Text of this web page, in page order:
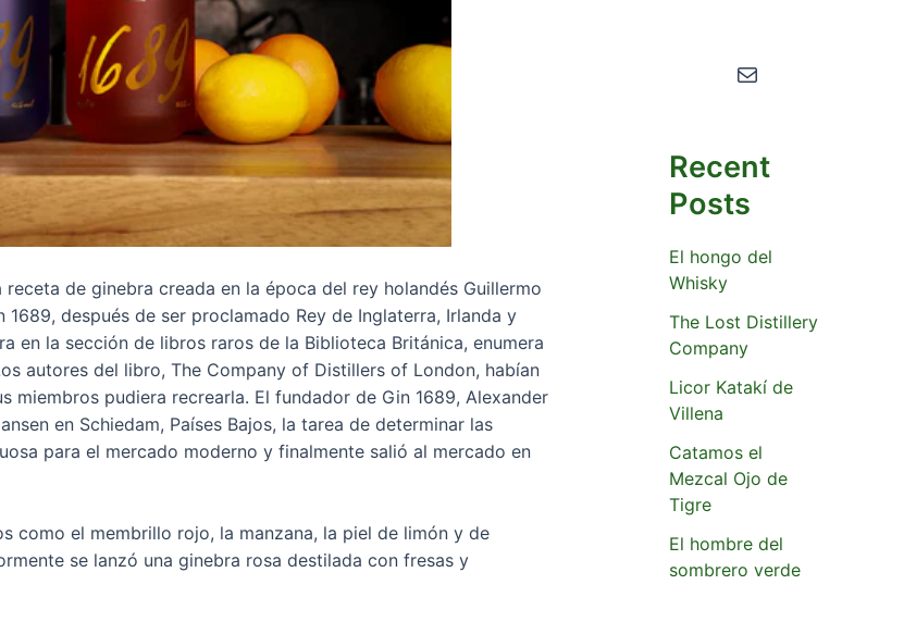
de ginebra creada en la época del rey holandés Guillermo
después de ser proclamado Rey de Inglaterra, Irlanda y
en la sección de libros raros de la Biblioteca Británica, enumera
autores del libro, The Company of Distillers of London, habían
miembros pudiera recrearla. El fundador de Gin 1689, Alexander
en Schiedam, Países Bajos, la tarea de determinar las
para el mercado moderno y finalmente salió al mercado en
como el membrillo rojo, la manzana, la piel de limón y de
se lanzó una ginebra rosa destilada con fresas y
Correo electrónico
Recent
Posts
El hongo del
Whisky
The Lost Distillery
Company
Licor Katakí de
Villena
Catamos el
Mezcal Ojo de
Tigre
El hombre del
sombrero verde